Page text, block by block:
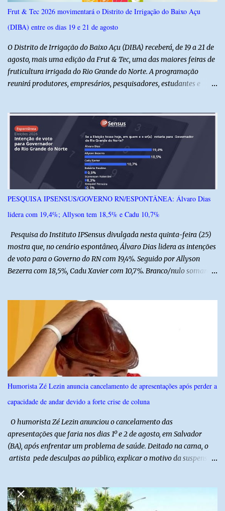
campanha, o líder religioso afirmou que levará sua orientação às
lideranças da Assembleia de Deus no Rio Grande do Norte. A
Assembleia de Deus possui uma das maiores estruturas religiosas
Frut & Tec 2026 movimentará o Distrito de Irrigação do Baixo Açu
(DIBA) entre os dias 19 e 21 de agosto
O Distrito de Irrigação do Baixo Açu (DIBA) receberá, de 19 a 21 de
agosto, mais uma edição da Frut & Tec, uma das maiores feiras de
fruticultura irrigada do Rio Grande do Norte. A programação
reunirá produtores, empresários, pesquisadores, estudantes e
instituições e tecnologias voltadas ao setor. Além das atividades
técnicas, a feira contará com programação cultural. No dia 20 de
agosto, o público poderá prestigiar o show de humor com Mução,
seguido de apresentação musical de Vê Barreto. A Frut & Tec
reforça a importância do Distrito de Irrigação do Baixo Açu como
referência na fruticultura irrigada, promovendo conhecimento,
inovação e oportunidades para o desenvolvimento do agronegócio
potiguar. @associacaodiba
PESQUISA IPSENSUS/GOVERNO RN/ESPONTÂNEA: Álvaro Dias
lidera com 19,4%; Allyson tem 18,5% e Cadu 10,7%
Pesquisa do Instituto IPSensus divulgada nesta quinta-feira (25)
mostra que, no cenário espontâneo, Álvaro Dias lidera as intenções
de voto para o Governo do RN com 19,4%. Seguido por Allyson
Bezerra com 18,5%, Cadu Xavier com 10,7%. Branco/nulo somaram
do Norte entre os dias 18 e 22 de junho de 2026. O levantamento
possui margem de erro de 2,5 pontos percentuais e nível de
confiança de 95%. Registro no TSE: RN-09520/2026
Humorista Zé Lezin anuncia cancelamento de apresentações após perder a
capacidade de andar devido a forte crise de coluna
O humorista Zé Lezin anunciou o cancelamento das
apresentações que faria nos dias 1º e 2 de agosto, em Salvador
(BA), após enfrentar um problema de saúde. Deitado na cama, o
artista pede desculpas ao público, explicar o motivo da suspensão
impossível viajar e subir ao palco. O comediante contou que
precisou ser levado a um hospital depois de perder a capacidade